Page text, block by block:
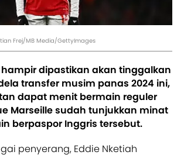
Frej/MB Media/GettyImages
hampir dipastikan akan tinggalkan
transfer musim panas 2024 ini,
dapat menit bermain reguler
Marseille sudah tunjukkan minat
berpaspor Inggris tersebut.
penyerang, Eddie Nketiah